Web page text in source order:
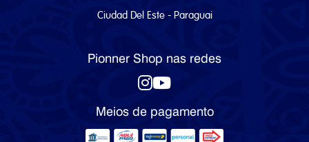
Ciudad Del Este - Paraguai
Pionner Shop nas redes
Meios de pagamento